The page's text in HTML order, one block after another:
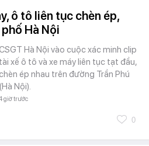
ô tô liên tục chèn ép,
Hà Nội
Hà Nội vào cuộc xác minh clip
tài xế ô tô và xe máy liên tục tạt đầu,
chèn ép nhau trên đường Trần Phú
(Hà Nội).
giờ trước
0